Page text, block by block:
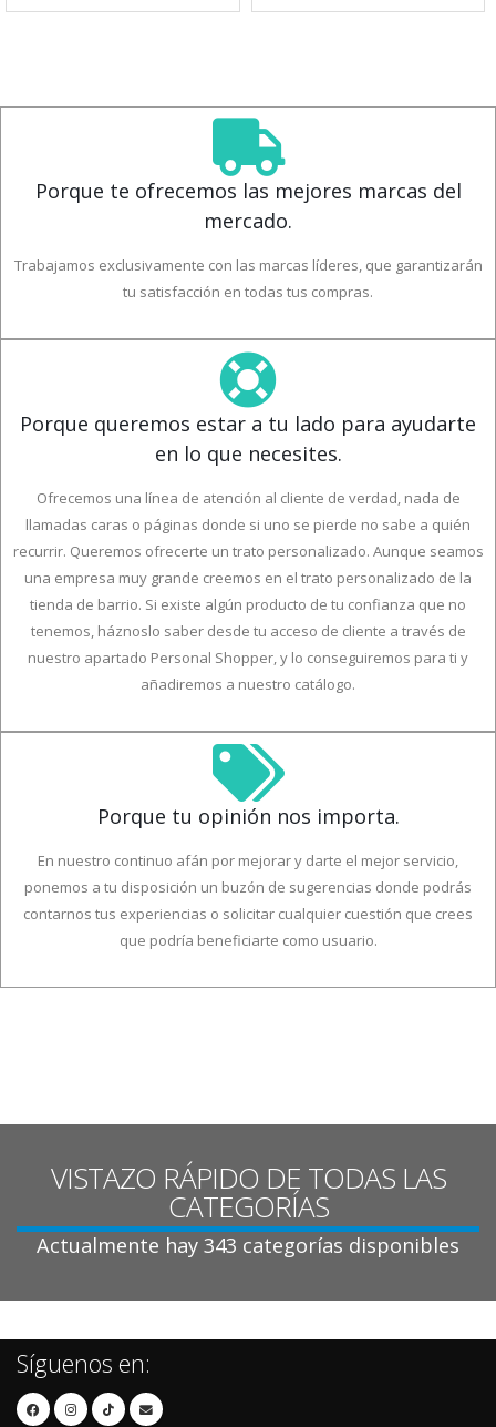
Porque te ofrecemos las mejores marcas del
mercado.
Trabajamos exclusivamente con las marcas líderes, que garantizarán
tu satisfacción en todas tus compras.
Porque queremos estar a tu lado para ayudarte
en lo que necesites.
Ofrecemos una línea de atención al cliente de verdad, nada de
llamadas caras o páginas donde si uno se pierde no sabe a quién
recurrir. Queremos ofrecerte un trato personalizado. Aunque seamos
una empresa muy grande creemos en el trato personalizado de la
tienda de barrio. Si existe algún producto de tu confianza que no
tenemos, háznoslo saber desde tu acceso de cliente a través de
nuestro apartado Personal Shopper, y lo conseguiremos para ti y
añadiremos a nuestro catálogo.
Porque tu opinión nos importa.
En nuestro continuo afán por mejorar y darte el mejor servicio,
ponemos a tu disposición un buzón de sugerencias donde podrás
contarnos tus experiencias o solicitar cualquier cuestión que crees
que podría beneficiarte como usuario.
VISTAZO RÁPIDO DE TODAS LAS
CATEGORÍAS
Actualmente hay 343 categorías disponibles
Síguenos en: